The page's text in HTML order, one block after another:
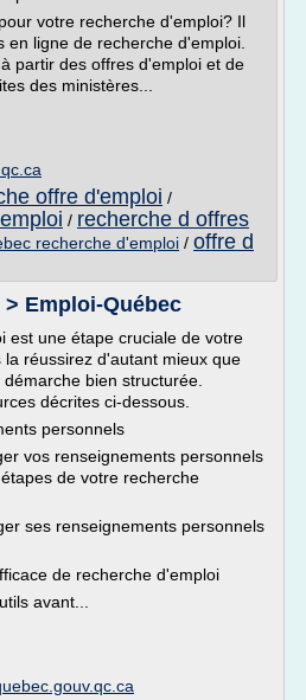
votre recherche d'emploi? Il
en ligne de recherche d'emploi.
partir des offres d'emploi et de
des ministères...
offre d'emploi /
/ recherche d offres
recherche d'emploi / offre d
Emploi-Québec
est une étape cruciale de votre
la réussirez d'autant mieux que
bien structurée.
décrites ci-dessous.
personnels
vos renseignements personnels
de votre recherche
ses renseignements personnels
de recherche d'emploi
avant...